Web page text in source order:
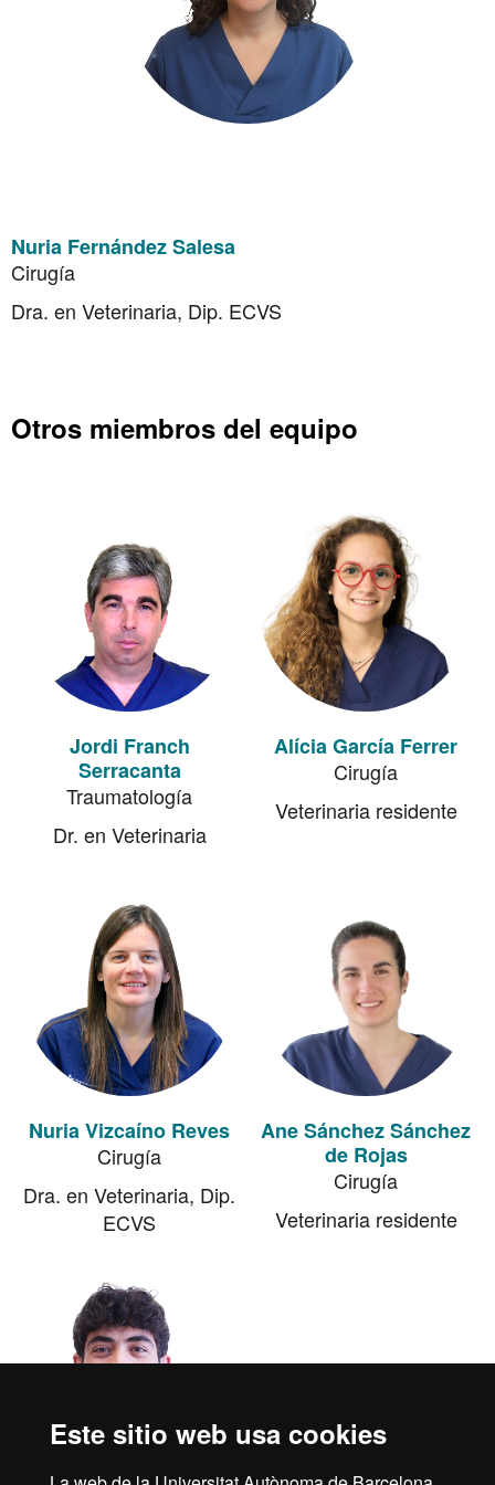
Este sitio web usa cookies
Nuria Fernández Salesa
Cirugía
Dra. en Veterinaria, Dip. ECVS
Otros miembros del equipo
Jordi Franch
Serracanta
Traumatología
Dr. en Veterinaria
Alícia García Ferrer
Cirugía
Veterinaria residente
Nuria Vizcaíno Reves
Cirugía
Dra. en Veterinaria, Dip.
ECVS
Ane Sánchez Sánchez
de Rojas
Cirugía
Veterinaria residente